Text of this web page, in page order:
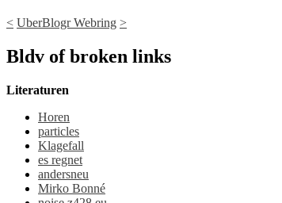
< UberBlogr Webring >
Bldv of broken links
Literaturen
Horen
particles
Klagefall
es regnet
andersneu
Mirko Bonné